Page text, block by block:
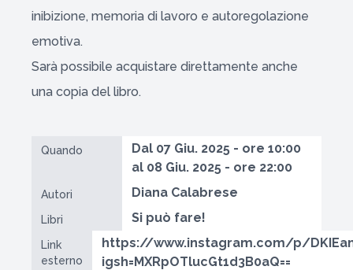
inibizione, memoria di lavoro e autoregolazione
emotiva.
Sarà possibile acquistare direttamente anche
una copia del libro.
Quando
Dal 07 Giu. 2025 - ore 10:00
al 08 Giu. 2025 - ore 22:00
Autori Diana Calabrese
Libri Si può fare!
Link
esterno
https://www.instagram.com/p/
igsh=MXRpOTlucGt1d3B0aQ==